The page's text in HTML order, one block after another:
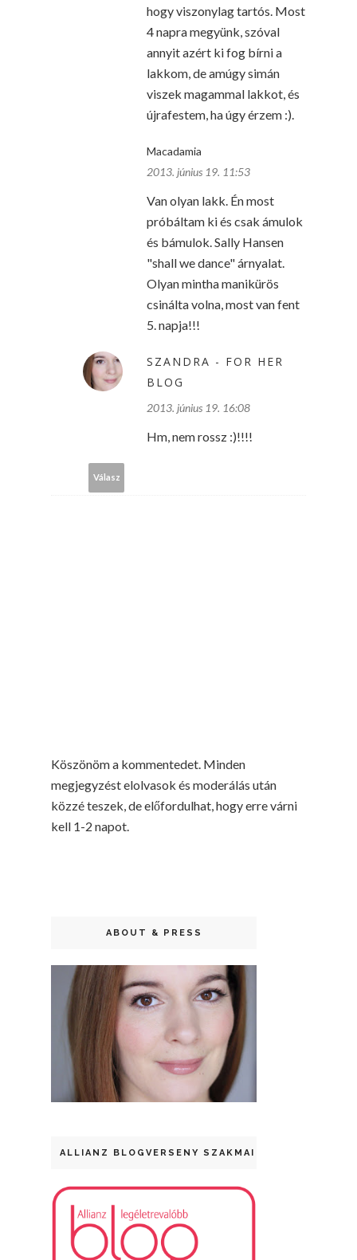
hogy viszonylag tartós. Most
4 napra megyünk, szóval
annyit azért ki fog bírni a
lakkom, de amúgy simán
viszek magammal lakkot, és
újrafestem, ha úgy érzem :).
Macadamia
2013. június 19. 11:53
Van olyan lakk. Én most
próbáltam ki és csak ámulok
és bámulok. Sally Hansen
"shall we dance" árnyalat.
Olyan mintha manikürös
csinálta volna, most van fent
5. napja!!!
SZANDRA - FOR HER
BLOG
2013. június 19. 16:08
Hm, nem rossz :)!!!!
Válasz
Köszönöm a kommentedet. Minden
megjegyzést elolvasok és moderálás után
közzé teszek, de előfordulhat, hogy erre várni
kell 1-2 napot.
ABOUT & PRESS
ALLIANZ BLOGVERSENY SZAKMAI DÍJ